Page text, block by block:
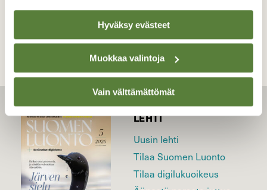
Hyväksy evästeet
Muokkaa valintoja
Vain välttämättömät
LEHTI
Uusin lehti
Tilaa Suomen Luonto
Tilaa digilukuoikeus